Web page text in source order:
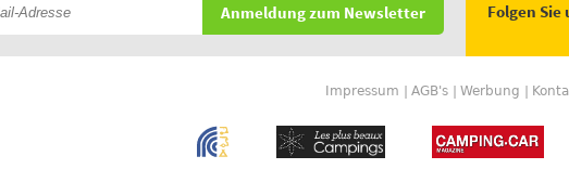
Anmeldung zum Newsletter Folgen
Impressum AGB's Werbung